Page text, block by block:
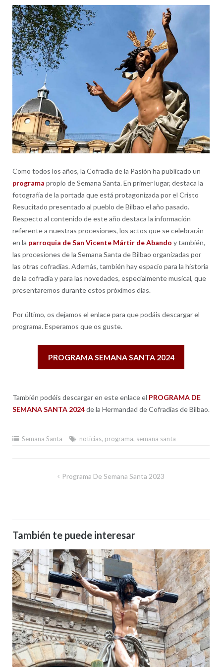
Como todos los años, la Cofradía de la Pasión ha publicado un
programa propio de Semana Santa. En primer lugar, destaca la
fotografía de la portada que está protagonizada por el Cristo
Resucitado presentado al pueblo de Bilbao el año pasado.
Respecto al contenido de este año destaca la información
referente a nuestras procesiones, los actos que se celebrarán
en la parroquia de San Vicente Mártir de Abando y también,
las procesiones de la Semana Santa de Bilbao organizadas por
las otras cofradías. Además, también hay espacio para la historia
de la cofradía y para las novedades, especialmente musical, que
presentaremos durante estos próximos días.
Por último, os dejamos el enlace para que podáis descargar el
programa. Esperamos que os guste.
PROGRAMA SEMANA SANTA 2024
También podéis descargar en este enlace el PROGRAMA DE
SEMANA SANTA 2024de la Hermandad de Cofradías de Bilbao.
Semana Santa noticias, programa, semana santa
Programa De Semana Santa 2023
También te puede interesar